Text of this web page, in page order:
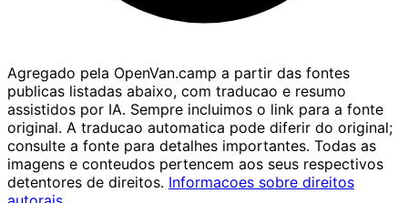
Agregado pela OpenVan.camp a partir das fontes
publicas listadas abaixo, com traducao e resumo
assistidos por IA. Sempre incluimos o link para a fonte
original. A traducao automatica pode diferir do original;
consulte a fonte para detalhes importantes. Todas as
imagens e conteudos pertencem aos seus respectivos
detentores de direitos. Informacoes sobre direitos